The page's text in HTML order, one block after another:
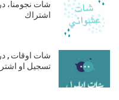
شات نجومنا،
اشتراك
شات اوقات ,
تسجيل او